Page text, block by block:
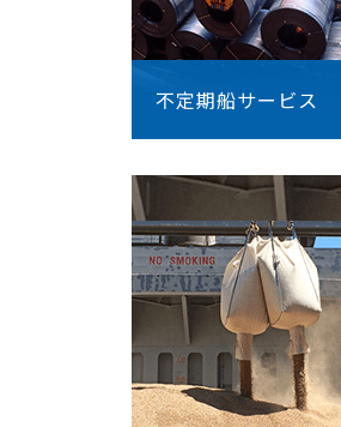
不定期船サービス